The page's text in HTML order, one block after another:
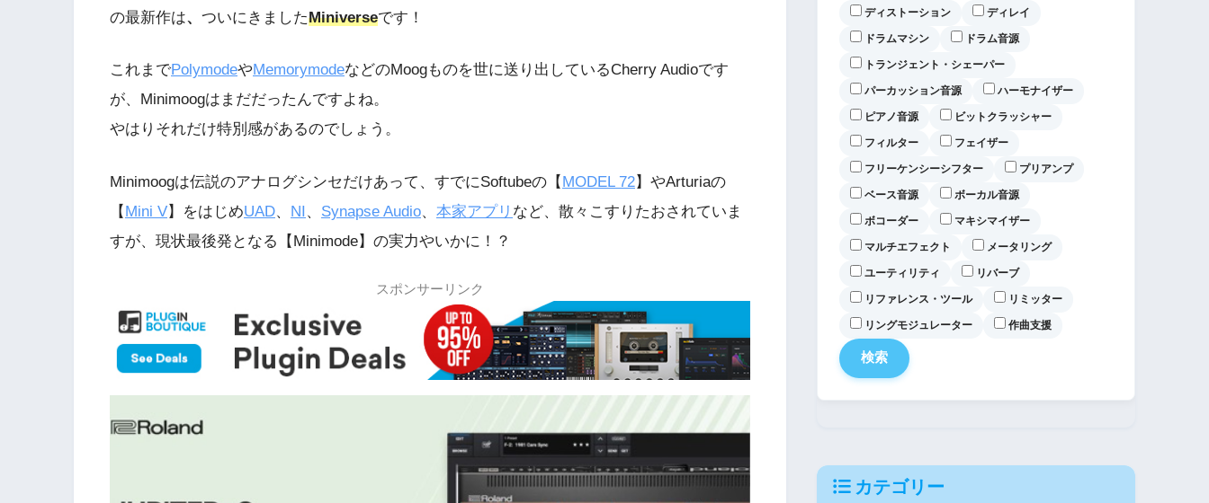
の最新作は、 ついにきましたMiniverseです！
これまでPolymodeやMemorymodeなどのMoogものを世に送り出しているCherry Audioです
が、Minimoogはまだだったんですよね。
やはりそれだけ特別感があるのでしょう。
Minimoogは伝説のアナログシンセだけあって、すでにSoftubeの【 MODEL 72】やArturiaの
【 Mini V】をはじめUAD、 NI、 Synapse Audio、 本家アプリ など、散々こすりたおされていま
すが、現状最後発となる【Minimode】の実力やいかに！？
スポンサーリンク
ディストーション ディレイ
ドラムマシン ドラム音源
トランジェント・シェーパー
パーカッション音源 ハーモナイザー
ピアノ音源 ビットクラッシャー
フィルター フェイザー
フリーケンシーシフター プリアンプ
ベース音源 ボーカル音源
ボコーダー マキシマイザー
マルチエフェクト メータリング
ユーティリティ リバーブ
リファレンス・ツール リミッター
リングモジュレーター 作曲支援
カテゴリー